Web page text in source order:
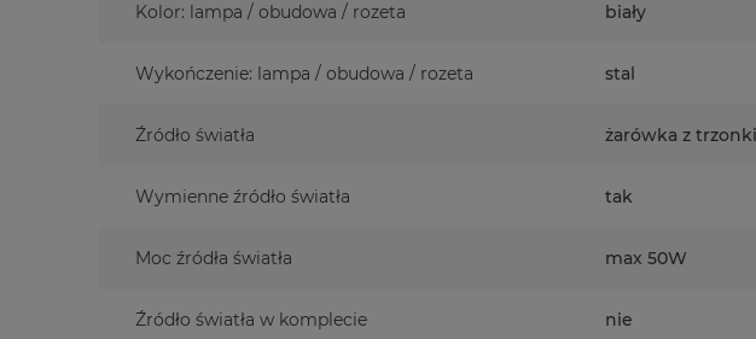
Kolor: lampa / obudowa / rozeta biały
Wykończenie: lampa / obudowa / rozeta stal
Źródło światła żarówka z
Wymienne źródło światła tak
Moc źródła światła max 50W
Źródło światła w komplecie nie